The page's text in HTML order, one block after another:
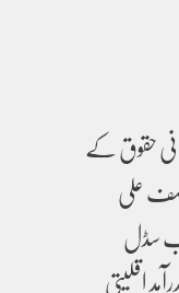
حقوق کے
علی
سڈل
اقلیتی